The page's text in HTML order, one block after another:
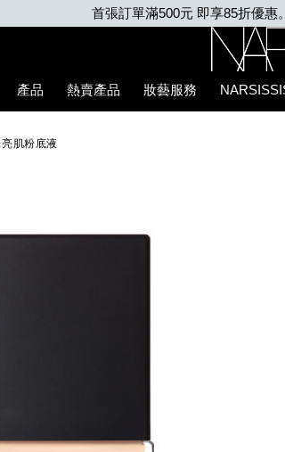
任何購物即享
產品 熱賣產品 妝藝服務
肌粉底液